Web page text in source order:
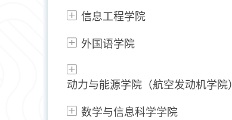
信息工程学院
外国语学院
动力与能源学院（航空发动机学院）
数学与信息科学学院